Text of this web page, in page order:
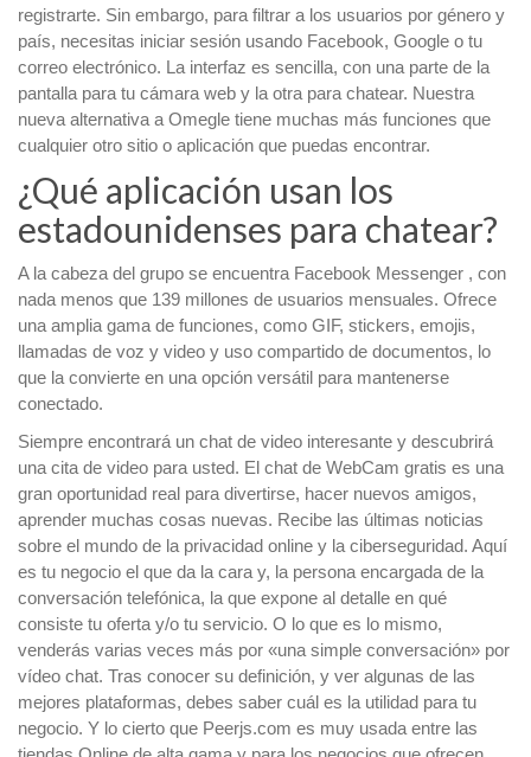
registrarte. Sin embargo, para filtrar a los usuarios por género y
país, necesitas iniciar sesión usando Facebook, Google o tu
correo electrónico. La interfaz es sencilla, con una parte de la
pantalla para tu cámara web y la otra para chatear. Nuestra
nueva alternativa a Omegle tiene muchas más funciones que
cualquier otro sitio o aplicación que puedas encontrar.
¿Qué aplicación usan los
estadounidenses para chatear?
A la cabeza del grupo se encuentra Facebook Messenger , con
nada menos que 139 millones de usuarios mensuales. Ofrece
una amplia gama de funciones, como GIF, stickers, emojis,
llamadas de voz y video y uso compartido de documentos, lo
que la convierte en una opción versátil para mantenerse
conectado.
Siempre encontrará un chat de video interesante y descubrirá
una cita de video para usted. El chat de WebCam gratis es una
gran oportunidad real para divertirse, hacer nuevos amigos,
aprender muchas cosas nuevas. Recibe las últimas noticias
sobre el mundo de la privacidad online y la ciberseguridad. Aquí
es tu negocio el que da la cara y, la persona encargada de la
conversación telefónica, la que expone al detalle en qué
consiste tu oferta y/o tu servicio. O lo que es lo mismo,
venderás varias veces más por «una simple conversación» por
vídeo chat. Tras conocer su definición, y ver algunas de las
mejores plataformas, debes saber cuál es la utilidad para tu
negocio. Y lo cierto que Peerjs.com es muy usada entre las